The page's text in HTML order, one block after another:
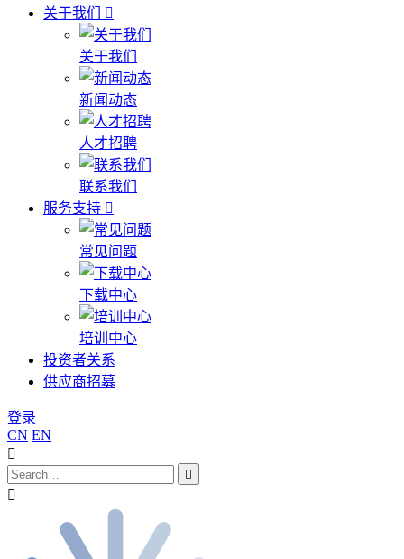
关于我们
关于我们
新闻动态
人才招聘
联系我们
服务支持
常见问题
下载中心
培训中心
投资者关系
供应商招募
登录
CN EN